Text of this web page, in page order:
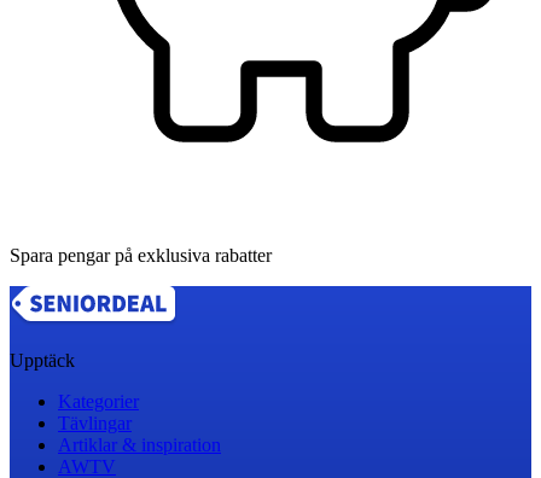
Spara pengar på exklusiva rabatter
Upptäck
Kategorier
Tävlingar
Artiklar & inspiration
AWTV